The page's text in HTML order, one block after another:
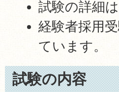
試験の詳細
経験者採用
ています。
試験の内容